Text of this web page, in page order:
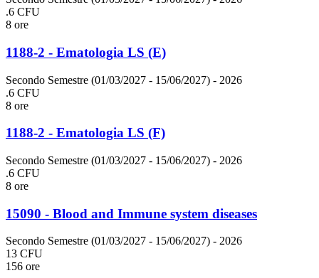
.6 CFU
8 ore
1188-2 - Ematologia LS (E)
Secondo Semestre (01/03/2027 - 15/06/2027) - 2026
.6 CFU
8 ore
1188-2 - Ematologia LS (F)
Secondo Semestre (01/03/2027 - 15/06/2027) - 2026
.6 CFU
8 ore
15090 - Blood and Immune system diseases
Secondo Semestre (01/03/2027 - 15/06/2027) - 2026
13 CFU
156 ore